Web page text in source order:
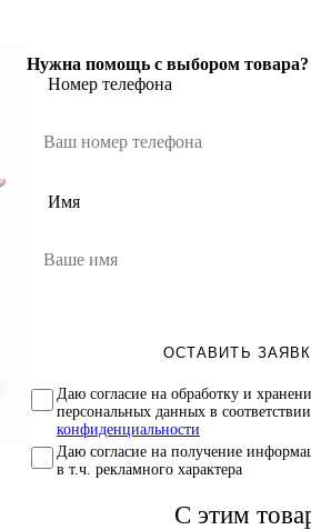
Нужна помощь с выбором товара?
Номер телефона
Имя
ОСТАВИТЬ
Даю согласие на обработку и
персональных данных в
конфиденциальности
Даю согласие на получение
в т.ч. рекламного характера
С этим